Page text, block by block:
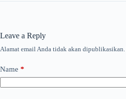
Leave a Reply
Alamat email Anda tidak akan dipublikasikan.
Name *